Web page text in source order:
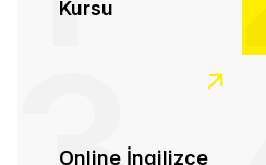
Kursu
Online İngilizce